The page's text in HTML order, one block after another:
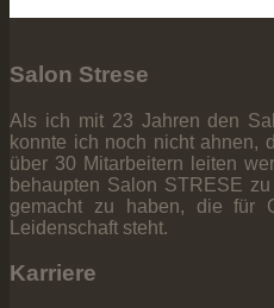
Salon Strese
Als ich mit 23 Jahren den
konnte ich noch nicht ahnen,
über 30 Mitarbeitern leiten
behaupten Salon STRESE
gemacht zu haben, die für
Leidenschaft steht.
Karriere